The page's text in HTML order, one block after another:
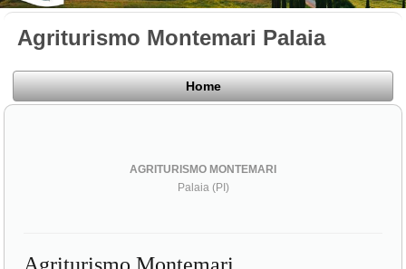
Agriturismo Montemari Palaia
Home
AGRITURISMO MONTEMARI
Palaia (PI)
Agriturismo Montemari